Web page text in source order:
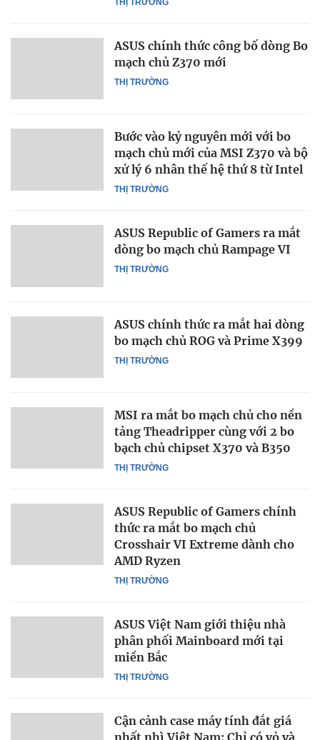
THỊ TRƯỜNG
ASUS chính thức công bố dòng Bo
mạch chủ Z370 mới
THỊ TRƯỜNG
Bước vào kỷ nguyên mới với bo
mạch chủ mới của MSI Z370 và bộ
xử lý 6 nhân thế hệ thứ 8 từ Intel
THỊ TRƯỜNG
ASUS Republic of Gamers ra mắt
dòng bo mạch chủ Rampage VI
THỊ TRƯỜNG
ASUS chính thức ra mắt hai dòng
bo mạch chủ ROG và Prime X399
THỊ TRƯỜNG
MSI ra mắt bo mạch chủ cho nền
tảng Theadripper cùng với 2 bo
bạch chủ chipset X370 và B350
THỊ TRƯỜNG
ASUS Republic of Gamers chính
thức ra mắt bo mạch chủ
Crosshair VI Extreme dành cho
AMD Ryzen
THỊ TRƯỜNG
ASUS Việt Nam giới thiệu nhà
phân phối Mainboard mới tại
miền Bắc
Cận cảnh case máy tính đắt giá
nhất nhì Việt Nam: Chỉ có vỏ và